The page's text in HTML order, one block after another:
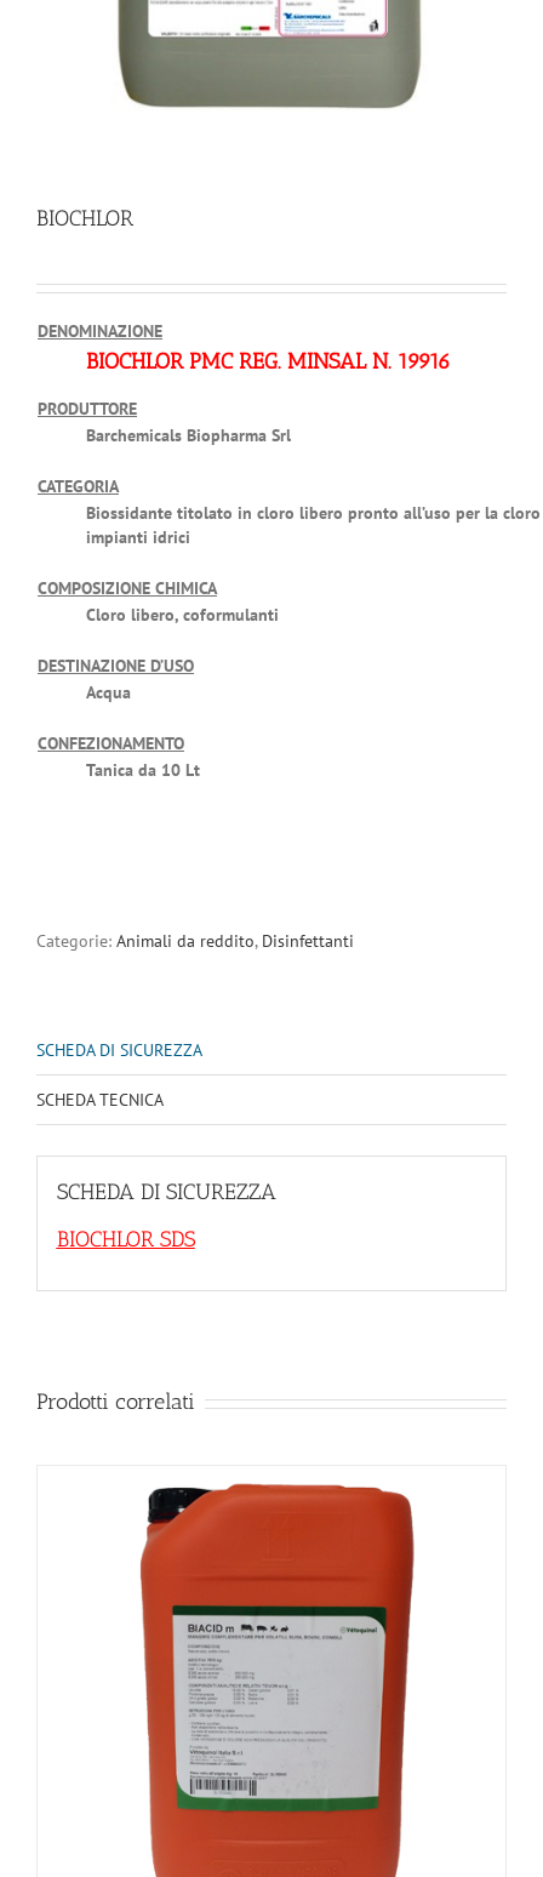
BIOCHLOR
DENOMINAZIONE
BIOCHLOR PMC REG. MINSAL N. 19916
PRODUTTORE
Barchemicals Biopharma Srl
CATEGORIA
Biossidante titolato in cloro libero pronto all’uso per la
impianti idrici
COMPOSIZIONE CHIMICA
Cloro libero, coformulanti
DESTINAZIONE D’USO
Acqua
CONFEZIONAMENTO
Tanica da 10 Lt
Categorie: Animali da reddito, Disinfettanti
SCHEDA DI SICUREZZA
SCHEDA TECNICA
SCHEDA DI SICUREZZA
BIOCHLOR SDS
Prodotti correlati